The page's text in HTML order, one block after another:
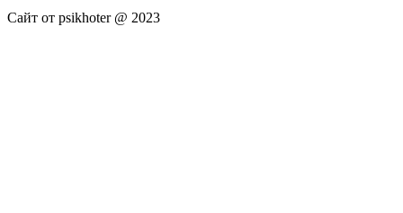
Сайт от psikhoter @ 2023